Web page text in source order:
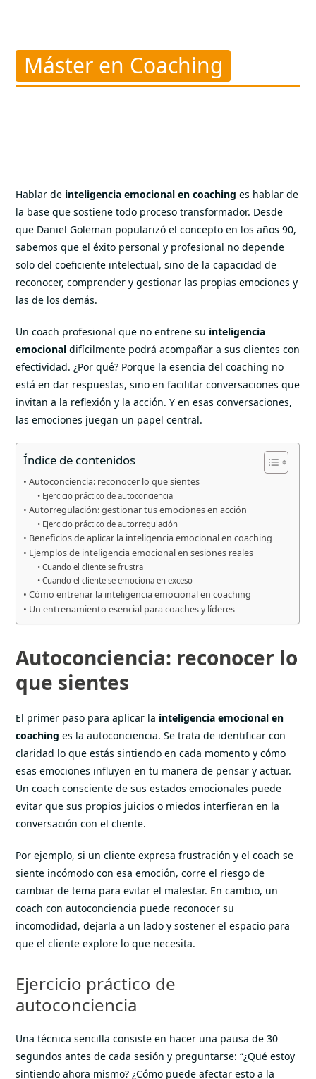
Máster en Coaching
Hablar de inteligencia emocional en coaching es hablar de
la base que sostiene todo proceso transformador. Desde
que Daniel Goleman popularizó el concepto en los años 90,
sabemos que el éxito personal y profesional no depende
solo del coeficiente intelectual, sino de la capacidad de
reconocer, comprender y gestionar las propias emociones y
las de los demás.
Un coach profesional que no entrene su inteligencia
emocional difícilmente podrá acompañar a sus clientes con
efectividad. ¿Por qué? Porque la esencia del coaching no
está en dar respuestas, sino en facilitar conversaciones que
invitan a la reflexión y la acción. Y en esas conversaciones,
las emociones juegan un papel central.
Índice de contenidos
Autoconciencia: reconocer lo que sientes
Ejercicio práctico de autoconciencia
Autorregulación: gestionar tus emociones en acción
Ejercicio práctico de autorregulación
Beneficios de aplicar la inteligencia emocional en coaching
Ejemplos de inteligencia emocional en sesiones reales
Cuando el cliente se frustra
Cuando el cliente se emociona en exceso
Cómo entrenar la inteligencia emocional en coaching
Un entrenamiento esencial para coaches y líderes
Autoconciencia: reconocer lo
que sientes
El primer paso para aplicar la inteligencia emocional en
coaching es la autoconciencia. Se trata de identificar con
claridad lo que estás sintiendo en cada momento y cómo
esas emociones influyen en tu manera de pensar y actuar.
Un coach consciente de sus estados emocionales puede
evitar que sus propios juicios o miedos interfieran en la
conversación con el cliente.
Por ejemplo, si un cliente expresa frustración y el coach se
siente incómodo con esa emoción, corre el riesgo de
cambiar de tema para evitar el malestar. En cambio, un
coach con autoconciencia puede reconocer su
incomodidad, dejarla a un lado y sostener el espacio para
que el cliente explore lo que necesita.
Ejercicio práctico de
autoconciencia
Una técnica sencilla consiste en hacer una pausa de 30
segundos antes de cada sesión y preguntarse: “¿Qué estoy
sintiendo ahora mismo? ¿Cómo puede afectar esto a la